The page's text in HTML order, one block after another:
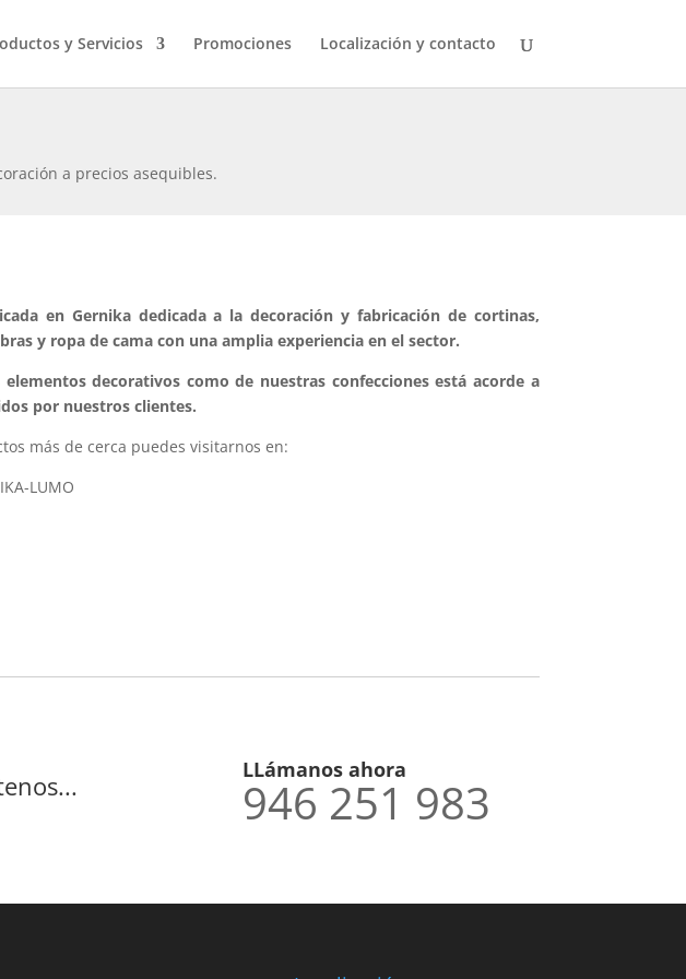
y Servicios Promociones Localización y contacto
a precios asequibles.
en Gernika dedicada a la decoración y fabricación de cortinas,
y ropa de cama con una amplia experiencia en el sector.
decorativos como de nuestras confecciones está acorde a
por nuestros clientes.
más de cerca puedes visitarnos en:
LUMO
LLámanos ahora
946 251 983